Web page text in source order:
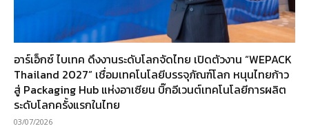
อาร์เอ็กซ์ ไบเทค ดึงงานระดับโลกจัดไทย เปิดตัวงาน “WEPACK
Thailand 2027” เชื่อมเทคโนโลยีบรรจุภัณฑ์โลก หนุนไทยก้าว
สู่ Packaging Hub แห่งอาเซียน บิ๊กอีเวนต์เทคโนโลยีการผลิต
ระดับโลกครั้งแรกในไทย
03/07/2026